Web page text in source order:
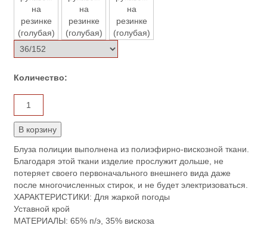
Количество:
Блуза полиции выполнена из полиэфирно-вискозной ткани.
Благодаря этой ткани изделие прослужит дольше, не
потеряет своего первоначального внешнего вида даже
после многочисленных стирок, и не будет электризоваться.
ХАРАКТЕРИСТИКИ: Для жаркой погоды
Уставной крой
МАТЕРИАЛЫ: 65% п/э, 35% вискоза